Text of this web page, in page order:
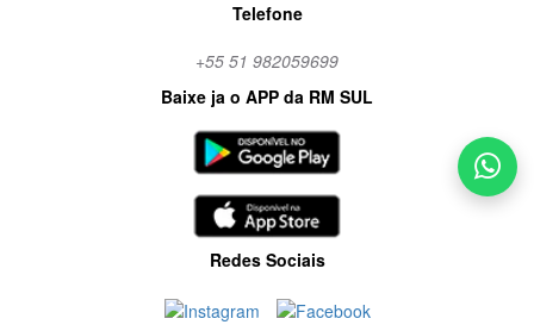
Telefone
+55 51 982059699
Baixe ja o APP da RM SUL
Redes Sociais